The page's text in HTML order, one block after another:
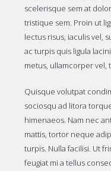
scelerisque sem at
tristique sem. Proin ut
lectus risus, iaculis vel,
ac turpis quis ligula
metus, ullamcorper vel,
Quisque volutpat
sociosqu ad litora
himenaeos. Nam nec
mattis, tortor neque
turpis. Nulla facilisi. Ut
feugiat mi a tellus